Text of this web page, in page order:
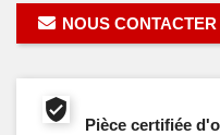
NOUS CONTACTER
Pièce certifiée